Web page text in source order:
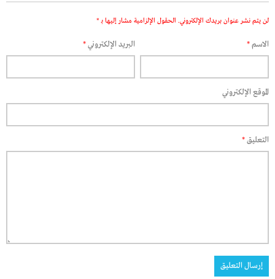
لن يتم نشر عنوان بريدك الإلكتروني. الحقول الإلزامية مشار إليها بـ *
الاسم* البريد الإلكتروني*
الموقع الإلكتروني
التعليق*